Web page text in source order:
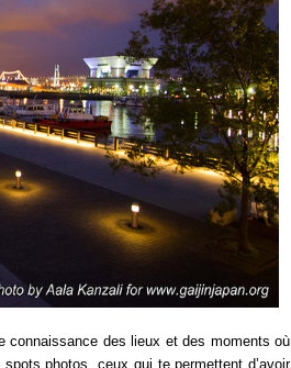
connaissance des lieux et des moments où
photos, ceux qui te permettent d’avoir